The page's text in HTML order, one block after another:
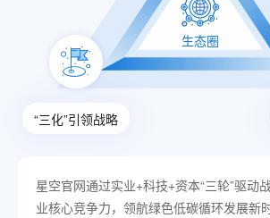
生态圈
“三化”引领战略
星空官网通过实业+科技+资本“三轮”驱动
业核心竞争力，领航绿色低碳循环发展新时